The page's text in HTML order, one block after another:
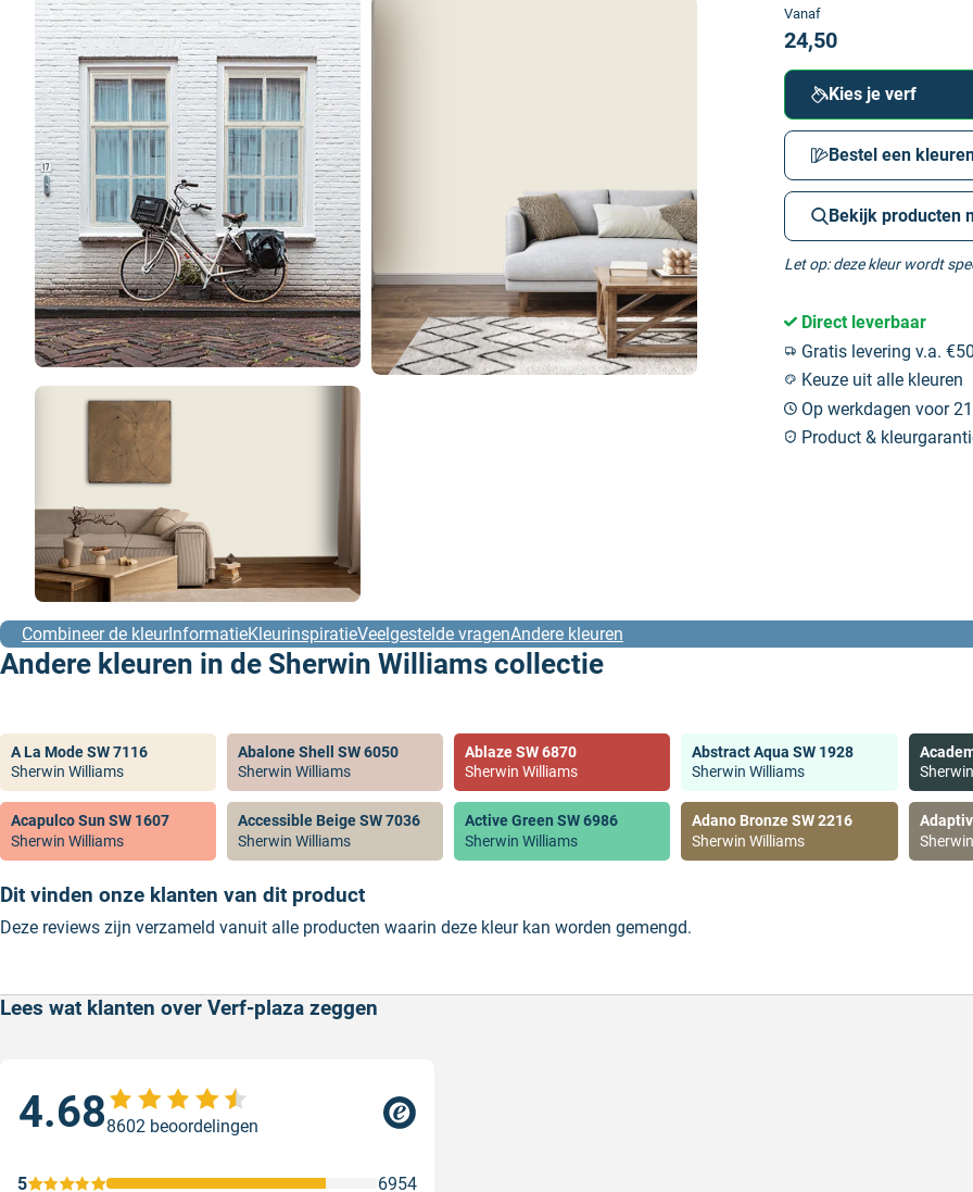
Vanaf
24,50
Kies je verf
Bestel een
Bekijk producten
Let op: deze kleur wordt
Direct leverbaar
Gratis levering v.a.
Keuze uit alle kleuren
Op werkdagen voor
Product &
Combineer de kleurInformatieKleurinspiratieVeelgestelde vragenAndere kleuren
Andere kleuren in de Sherwin Williams collectie
A La Mode SW 7116
Sherwin Williams
Abalone Shell SW 6050
Sherwin Williams
Ablaze SW 6870
Sherwin Williams
Abstract Aqua SW 1928
Sherwin Williams
Acapulco Sun SW 1607
Sherwin Williams
Accessible Beige SW 7036
Sherwin Williams
Active Green SW 6986
Sherwin Williams
Adano Bronze SW 2216
Sherwin Williams
Dit vinden onze klanten van dit product
Deze reviews zijn verzameld vanuit alle producten waarin deze kleur kan worden gemengd.
Lees wat klanten over Verf-plaza zeggen
4.688602 beoordelingen
5 6954